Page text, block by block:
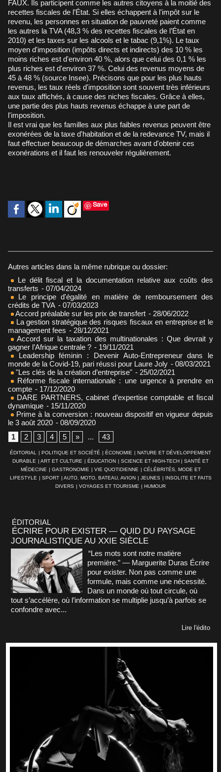
FAUX. Ils participent comme les autres citoyens à la moitié des
recettes fiscales de l’État. Si elles échappent à l'impôt sur le
revenu, les personnes en situation de pauvreté paient comme
les autres la TVA (48,3 % des recettes fiscales de l’État en
2010) et les taxes sur les alcools et le tabac (9,1%). Le taux
moyen d'imposition (impôts directs et indirects) des 10 % les
moins riches est d'environ 40 %, alors que celui des 0,1 % les
plus riches est d'environ 37 %. Celui des revenus moyens de
45 à 48 % (source Insee). Précisons que pour les plus hauts
revenus, les taux réels d'imposition sont souvent très inférieurs
aux taux affichés, à cause des niches fiscales. Grâce à elles,
une partie des plus hauts revenus échappe à une part de
l'imposition.
Il est vrai que les familles aux plus faibles revenus peuvent être
exonérées de la taxe d'habitation et de la redevance TV, mais il
faut effectuer beaucoup de démarches avant d'obtenir ces
exonérations et il faut les renouveler régulièrement.
Save
Autres articles dans la même rubrique ou dossier:
Le délit fiscal et la documentation relative aux coûts des
transferts - 07/04/2024
Le principe d'égalité en matière de remboursement des
crédits de TVA - 07/03/2023
Accord préalable sur les prix de transfert - 28/06/2022
La gestion stratégique des risques fiscaux en entreprise et le
management fees - 28/12/2021
Accord sur la taxation des multinationales : Que devrait y
gagner l’Afrique centrale ? - 19/11/2021
Leadership féminin : Devenir Auto-Entrepreneur dans le
monde de la Covid-19, pari réussi pour Laure Joly - 08/03/2021
"Les clés de la création d’entreprise" - 25/02/2021
Réforme fiscale internationale : une urgence à prendre en
compte - 17/12/2020
DARE PARTNERS, cabinet d’expertise comptable et fiscal
dynamique - 15/11/2020
Prime à la conversion : nouveau dispositif en vigueur depuis
le 3 août 2020 - 08/09/2020
1
2 3 4 5 » ... 43
ÉDITORIAL | POLITIQUE ET SOCIÉTÉ | ÉCONOMIE | NATURE ET DÉVELOPPEMENT
DURABLE | ART ET CULTURE | ÉDUCATION | SCIENCE ET HIGH-TECH | SANTÉ ET
MÉDECINE | GASTRONOMIE | VIE QUOTIDIENNE | CÉLÉBRITÉS, MODE ET
LIFESTYLE | SPORT | AUTO, MOTO, BATEAU, AVION | JEUNES | INSOLITE ET FAITS
DIVERS | VOYAGES ET TOURISME | HUMOUR
ÉDITORIAL
ÉCRIRE POUR EXISTER — QUID DU PAYSAGE
JOURNALISTIQUE AU XXIE SIÈCLE
“Les mots sont notre matière
première.” — Marguerite Duras Écrire
pour exister. Non pas comme une
formule, mais comme une nécessité.
Dans un monde où tout circule, où
tout s’accélère, où l’information se multiplie jusqu’à parfois se
confondre avec...
Lire l'édito